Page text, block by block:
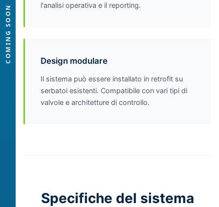
COMING SOON
l'analisi operativa e il reporting.
Design modulare
Il sistema può essere installato in retrofit su
serbatoi esistenti. Compatibile con vari tipi di
valvole e architetture di controllo.
Specifiche del sistema